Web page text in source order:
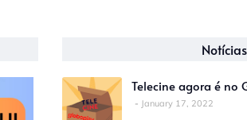
Notícias
Telecine agora é no
January 17, 2022